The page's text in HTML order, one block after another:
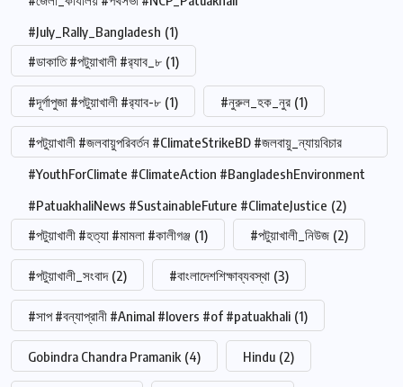
#July_Rally_Bangladesh (1)
#ডাকাতি #পটুয়াখালী #র‍্যাব_৮ (1)
#দূর্গাপুজা #পটুয়াখালী #র‍্যাব-৮ (1) #নুরুল_হক_নুর (1)
#পটুয়াখালী #জলবায়ুপরিবর্তন #ClimateStrikeBD #জলবায়ু_ন্যায়বিচার
#YouthForClimate #ClimateAction #BangladeshEnvironment
#PatuakhaliNews #SustainableFuture #ClimateJustice (2)
#পটুয়াখালী #হত্যা #মামলা #কালীগঞ্জ (1) #পটুয়াখালী_নিউজ (2)
#পটুয়াখালী_সংবাদ (2) #বাংলাদেশশিক্ষাব্যবস্থা (3)
#সাপ #বন্যাপ্রানী #Animal #lovers #of #patuakhali (1)
Gobindra Chandra Pramanik (4) Hindu (2)